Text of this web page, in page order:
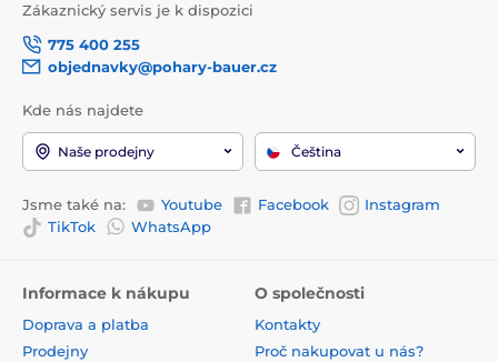
Zákaznický servis je k dispozici
775 400 255
objednavky@pohary-bauer.cz
Kde nás najdete
Naše prodejny Čeština
Jsme také na: Youtube Facebook
Instagram
TikTok
WhatsApp
Informace k nákupu
Doprava a platba
Prodejny
O společnosti
Kontakty
Proč nakupovat u nás?